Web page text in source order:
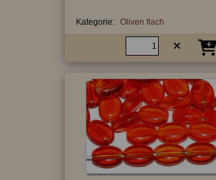
Kategorie: Oliven flach